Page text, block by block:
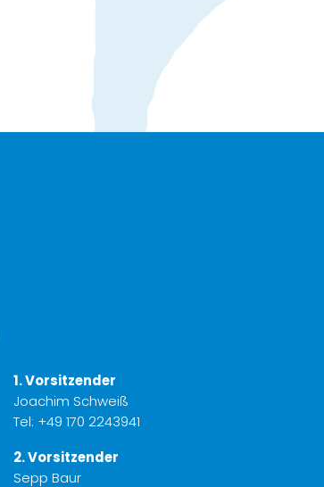
1. Vorsitzender
Joachim Schweiß
Tel: +49 170 2243941
2. Vorsitzender
Sepp Baur